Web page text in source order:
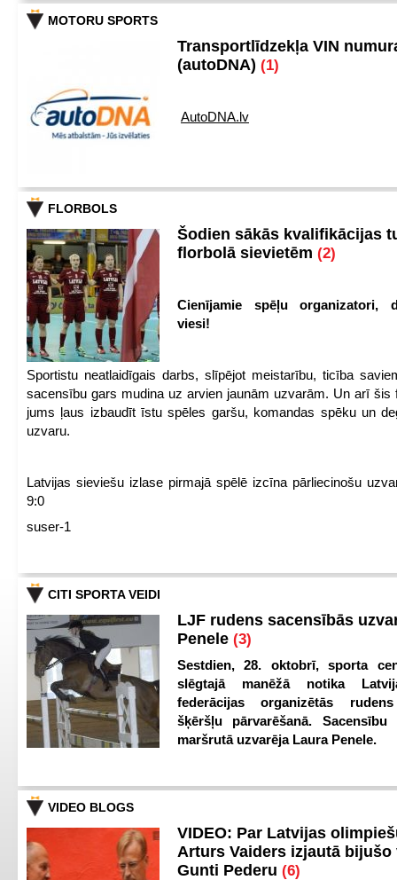
MOTORU SPORTS
Transportlīdzekļa VIN
(autoDNA) (1)
AutoDNA.lv
FLORBOLS
Šodien sākās kvalifikācijas
florbolā sievietēm (2)
Cienījamie spēļu organizatori,
viesi!
Sportistu neatlaidīgais darbs, slīpējot meistarību, ticība
sacensību gars mudina uz arvien jaunām uzvarām. Un arī šis
jums ļaus izbaudīt īstu spēles garšu, komandas spēku un
uzvaru.
Latvijas sieviešu izlase pirmajā spēlē izcīna pārliecinošu
9:0
suser-1
CITI SPORTA VEIDI
LJF rudens sacensībās
Penele (3)
Sestdien, 28. oktobrī, sporta
slēgtajā manēžā notika
federācijas organizētās
šķēršļu pārvarēšanā. Sacensību
maršrutā uzvarēja Laura Penele.
VIDEO BLOGS
VIDEO: Par Latvijas
Arturs Vaiders izjautā bijušo
Gunti Pederu (6)